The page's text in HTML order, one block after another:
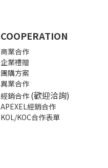
COOPERATION
商業合作
企業禮贈
團購方案
異業合作
經銷合作 (歡迎洽詢)
APEXEL經銷合作
KOL/KOC合作表單